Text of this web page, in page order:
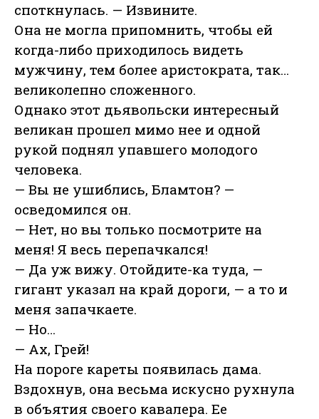
споткнулась. — Извините.
Она не могла припомнить, чтобы ей
когда-либо приходилось видеть
мужчину, тем более аристократа, так…
великолепно сложенного.
Однако этот дьявольски интересный
великан прошел мимо нее и одной
рукой поднял упавшего молодого
человека.
— Вы не ушиблись, Бламтон? —
осведомился он.
— Нет, но вы только посмотрите на
меня! Я весь перепачкался!
— Да уж вижу. Отойдите-ка туда, —
гигант указал на край дороги, — а то и
меня запачкаете.
— Но…
— Ах, Грей!
На пороге кареты появилась дама.
Вздохнув, она весьма искусно рухнула
в объятия своего кавалера. Ее